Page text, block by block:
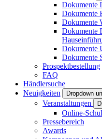
Dokumente
Dokumente
Dokumente
Dokumente
Dokumente
Dokumente
Prospektbestellung
FAQ
Händlersuche
Neuigkeiten
Dropdown
Veranstaltungen
Online-
Pressebereich
Awards